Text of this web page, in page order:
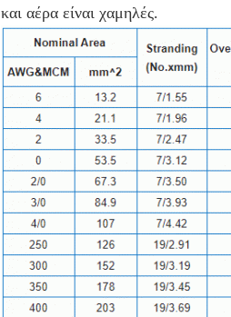
και αέρα είναι χαμηλές.